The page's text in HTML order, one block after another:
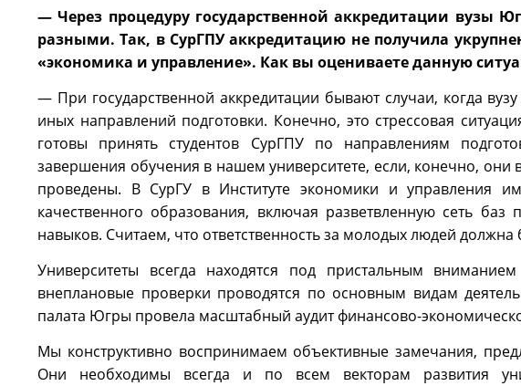
— Через процедуру государственной аккредитации вузы
разными. Так, в СурГПУ аккредитацию не получила
«экономика и управление». Как вы оцениваете данную
— При государственной аккредитации бывают случаи, когда
иных направлений подготовки. Конечно, это стрессовая
готовы принять студентов СурГПУ по направлениям
завершения обучения в нашем университете, если, конечно,
проведены. В СурГУ в Институте экономики и управления
качественного образования, включая разветвленную сеть
навыков. Считаем, что ответственность за молодых людей должна
Университеты всегда находятся под пристальным
внеплановые проверки проводятся по основным видам
палата Югры провела масштабный аудит финансово-
Мы конструктивно воспринимаем объективные замечания,
Они необходимы всегда и по всем векторам развития